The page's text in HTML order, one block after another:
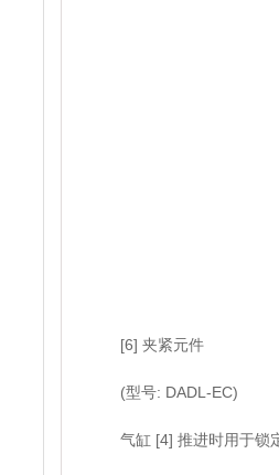
[6] 夹紧元件
(型号: DADL-EC)
气缸 [4] 推进时用于锁